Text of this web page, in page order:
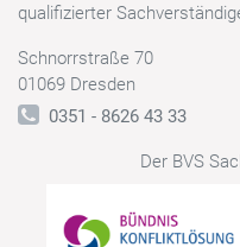
qualifizierter
Schnorrstraße 70
01069 Dresden
0351 - 8626 43 33
Der BVS